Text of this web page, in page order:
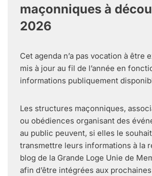
maçonniques à
2026
Cet agenda n’a pas vocation à être
mis à jour au fil de l’année en
informations publiquement
Les structures maçonniques,
ou obédiences organisant des
au public peuvent, si elles le
transmettre leurs informations à la
blog de la Grande Loge Unie de
afin d’être intégrées aux